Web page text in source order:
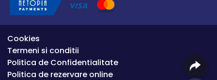
Cookies
Termeni si conditii
Politica de Confidentialitate
Politica de rezervare online